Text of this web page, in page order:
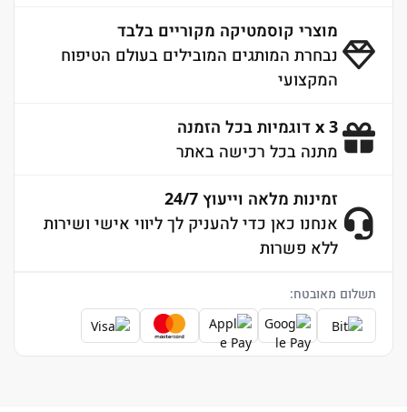
מוצרי קוסמטיקה מקוריים בלבד
נבחרת המותגים המובילים בעולם הטיפוח
המקצועי
3 x דוגמיות בכל הזמנה
מתנה בכל רכישה באתר
זמינות מלאה וייעוץ 24/7
אנחנו כאן כדי להעניק לך ליווי אישי ושירות
ללא פשרות
תשלום מאובטח: